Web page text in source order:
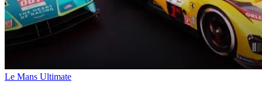
Le Mans Ultimate